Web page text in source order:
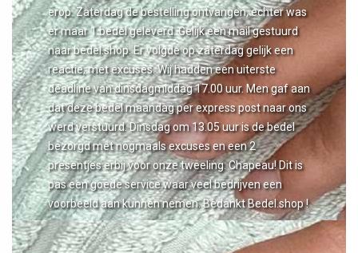
erop. Zaterdag de bestelling ontvangen, echter was
er maar 1 bedel geleverd. Gelijk een mail gestuurd
naar bedel.shop. Er volgde op zaterdag gelijk een
reactie, met excuses. Wij hadden een uiterste
deadline van dinsdagmiddag 17.00 uur. Men gaf aan
dat deze bedel maandag per express post naar ons
werd verstuurd. Dinsdag om 13.05 uur is de bedel
bezorgd met nogmaals excuses en een 2
presentjes erbij voor onze tweeling. Chapeau! Dit is
pas een goede service waar veel bedrijven een
voorbeeld aan kunnen nemen. Bedankt Bedel.shop !